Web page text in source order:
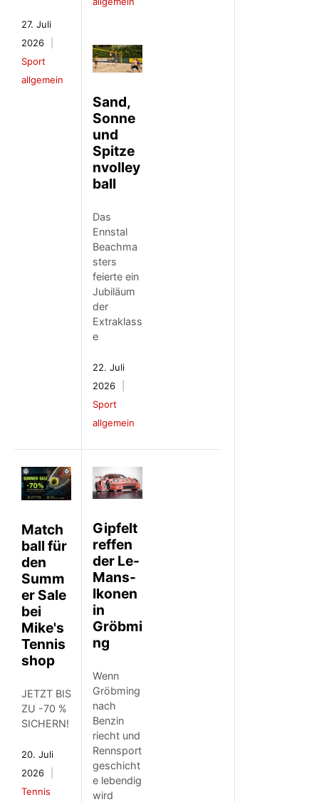
27. Juli
2026
Sport
allgemein
Sand,
Sonne
und
Spitze
nvolley
ball
Das
Ennstal
Beachma
sters
feierte ein
Jubiläum
der
Extraklass
e
22. Juli
2026
Sport
allgemein
Match
ball für
den
Summ
er Sale
bei
Mike's
Tennis
shop
JETZT BIS
ZU -70 %
SICHERN!
20. Juli
2026
Tennis
Gipfelt
reffen
der Le-
Mans-
Ikonen
in
Gröbmi
ng
Wenn
Gröbming
nach
Benzin
riecht und
Rennsport
geschicht
e lebendig
wird